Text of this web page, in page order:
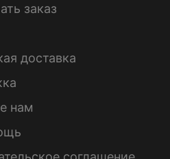
заказ
доставка
нам